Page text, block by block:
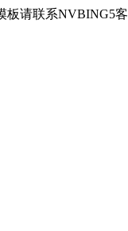
请联系NVBING5客